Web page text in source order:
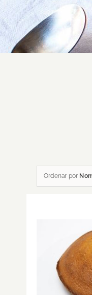
Ordenar por